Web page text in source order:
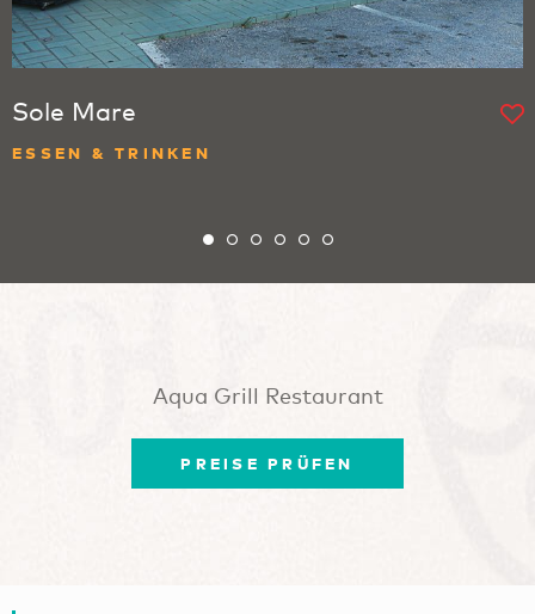
Sole Mare
ESSEN & TRINKEN
Aqua Grill Restaurant
PREISE PRÜFEN